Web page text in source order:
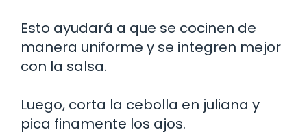
Esto ayudará a que se cocinen de
manera uniforme y se integren mejor
con la salsa.
Luego, corta la cebolla en juliana y
pica finamente los ajos.